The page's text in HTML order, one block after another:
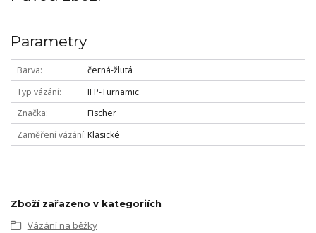
Parametry
Barva
černá-žlutá
Typ vázání
IFP-Turnamic
Značka
Fischer
Zaměření vázání Klasické
Zboží zařazeno v kategoriích
Vázání na běžky